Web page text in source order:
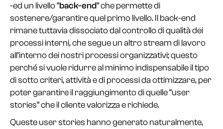
-ed un livello “back-end” che permette di
sostenere/garantire quel primo livello. Il back-end
rimane tuttavia dissociato dal controllo di qualità dei
processi interni, che segue un altro stream di lavoro
all’interno dei nostri processi organizzativi; questo
perché si vuole ridurre al minimo indispensabile il tipo
di sotto criteri, attività e di processi da ottimizzare, per
poter garantire il raggiungimento di quelle “user
stories” che il cliente valorizza e richiede.
Queste user stories hanno generato naturalmente,